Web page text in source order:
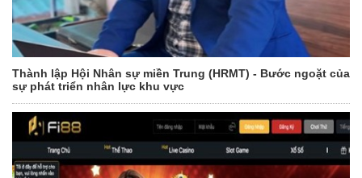
Thành lập Hội Nhân sự miền Trung (HRMT) - Bước ngoặt của
sự phát triển nhân lực khu vực